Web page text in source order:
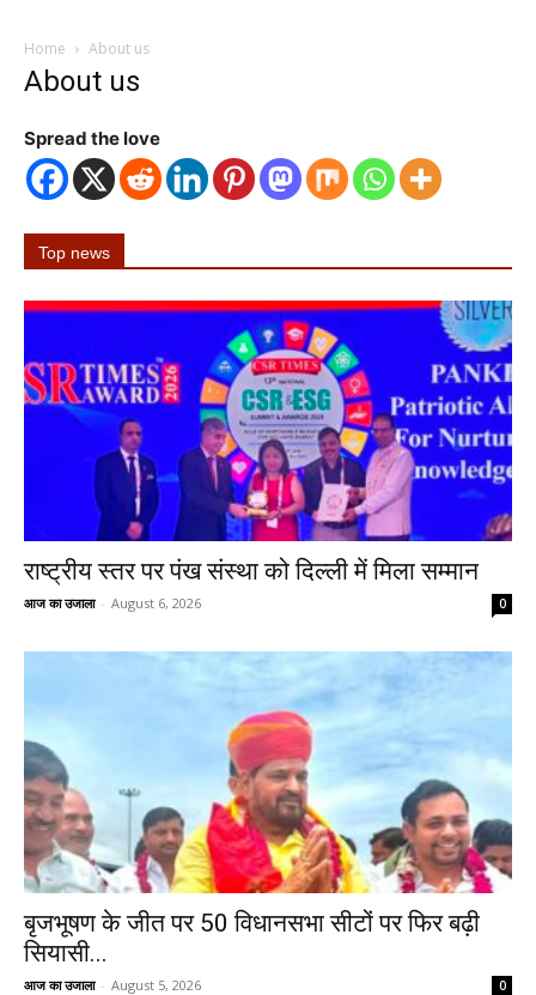
Home About us
About us
Spread the love
Top news
राष्ट्रीय स्तर पर पंख संस्था को दिल्ली में मिला सम्मान
आज का उजाला - August 6, 2026 0
बृजभूषण के जीत पर 50 विधानसभा सीटों पर फिर बढ़ी
सियासी...
आज का उजाला - August 5, 2026 0